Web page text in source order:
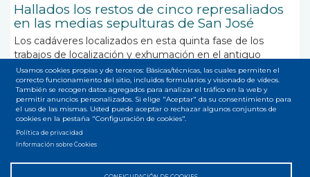
Hallados los restos de cinco represaliados
en las medias sepulturas de San José
Los cadáveres localizados en esta quinta fase de los
trabajos de localización y exhumación en el antiguo
cementerio corresponden a Ramón Real Jiménez, José
Gutiérrez Braña, Manuel Moreno Cortés y Bartolomé
García Peña, y queda una quinta persona por identificar
Suscribirse a restos
Usamos cookies propias y de terceros: Básicas/técnicas, las cuales permiten el
correcto funcionamiento del sitio, incluidos formularios y visionado de vídeos.
También se recogen datos agregados para analizar el tráfico en la web y
permitir anuncios personalizados. Si elige "Aceptar" da su consentimiento para
el uso de las mismas. Usted puede aceptar o rechazar algunos conjuntos de
cookies en la pestaña "Configuración de cookies".
Política de privacidad
Información sobre Cookies